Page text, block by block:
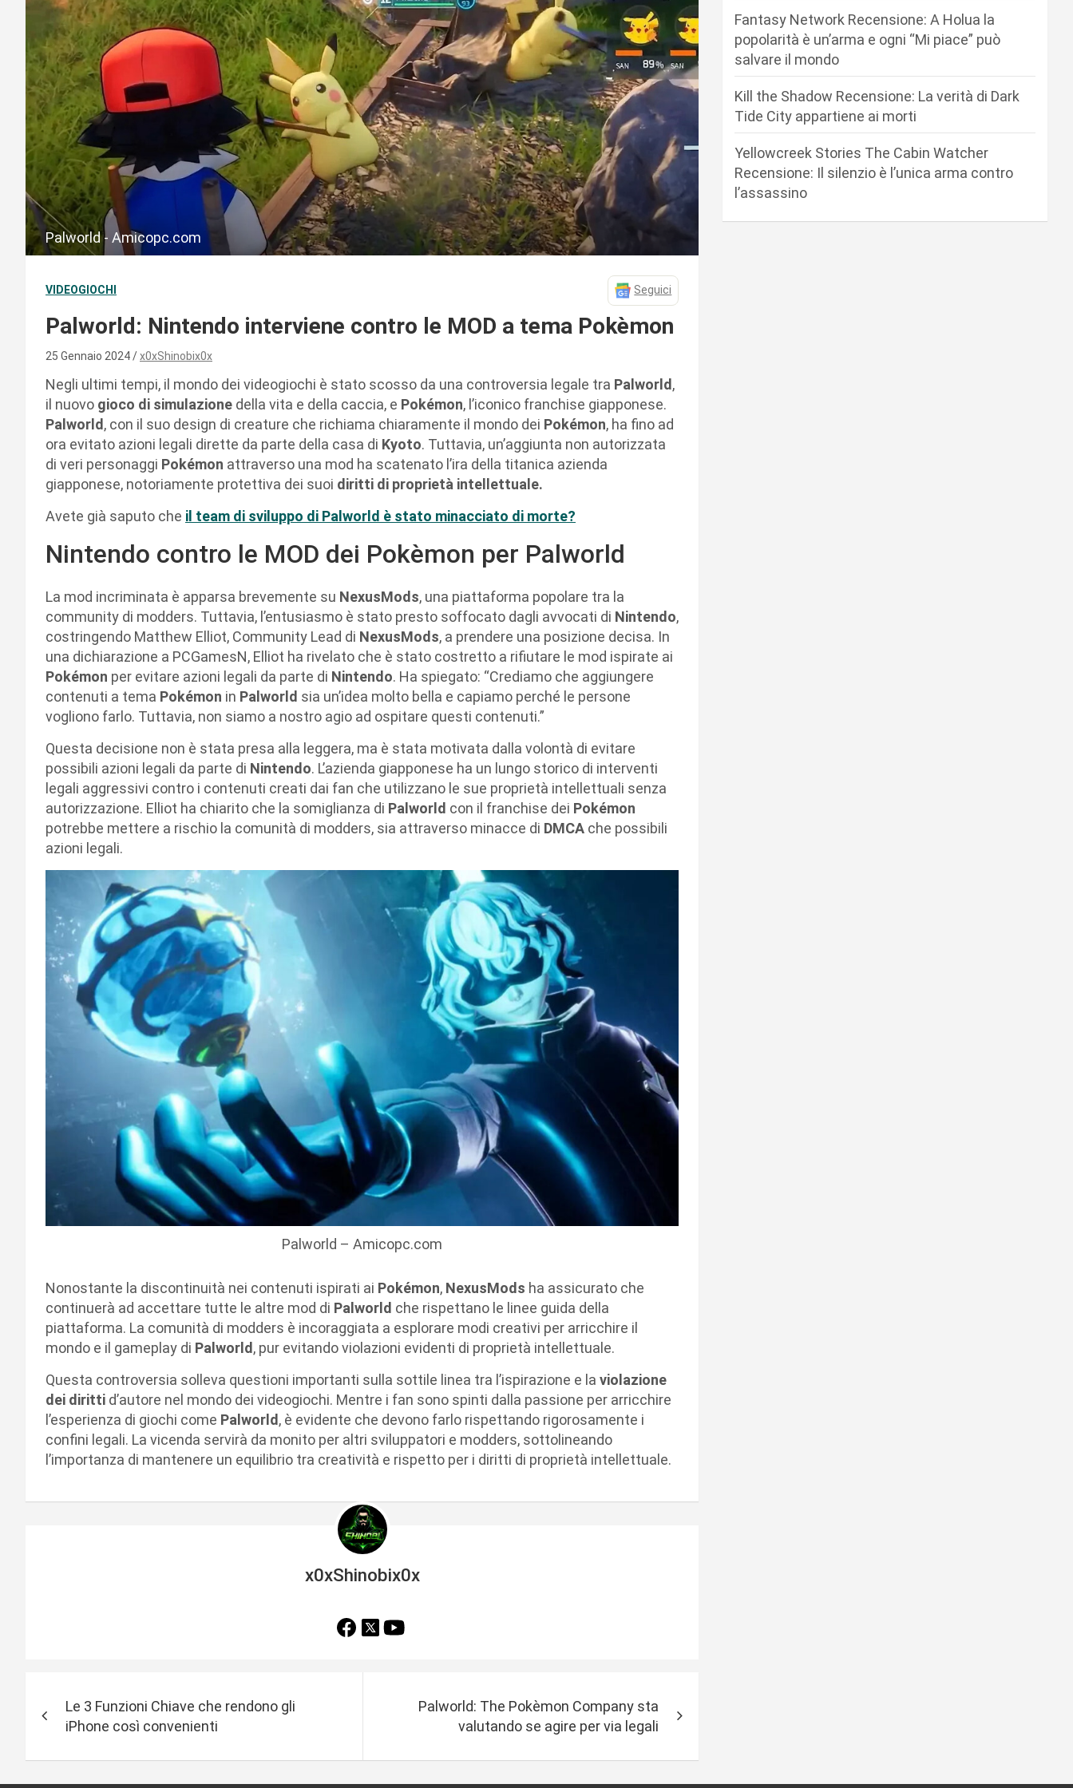
Palworld - Amicopc.com
VIDEOGIOCHI Seguici
Palworld: Nintendo interviene contro le MOD a tema Pokèmon
25 Gennaio 2024 x0xShinobix0x
Negli ultimi tempi, il mondo dei videogiochi è stato scosso da una controversia legale tra Palworld ,
il nuovo gioco di simulazione della vita e della caccia, e Pokémon, l’iconico franchise giapponese.
Palworld , con il suo design di creature che richiama chiaramente il mondo dei Pokémon, ha fino ad
ora evitato azioni legali dirette da parte della casa di Kyoto. Tuttavia, un’aggiunta non autorizzata
di veri personaggi Pokémon attraverso una mod ha scatenato l’ira della titanica azienda
giapponese, notoriamente protettiva dei suoi diritti di proprietà intellettuale.
Avete già saputo che il team di sviluppo di Palworld è stato minacciato di morte?
Nintendo contro le MOD dei Pokèmon per Palworld
La mod incriminata è apparsa brevemente su NexusMods, una piattaforma popolare tra la
community di modders. Tuttavia, l’entusiasmo è stato presto soffocato dagli avvocati di Nintendo,
costringendo Matthew Elliot, Community Lead di NexusMods, a prendere una posizione decisa. In
una dichiarazione a PCGamesN, Elliot ha rivelato che è stato costretto a rifiutare le mod ispirate ai
Pokémon per evitare azioni legali da parte di Nintendo. Ha spiegato: “Crediamo che aggiungere
contenuti a tema Pokémon in Palworld sia un’idea molto bella e capiamo perché le persone
vogliono farlo. Tuttavia, non siamo a nostro agio ad ospitare questi contenuti.”
Questa decisione non è stata presa alla leggera, ma è stata motivata dalla volontà di evitare
possibili azioni legali da parte di Nintendo. L’azienda giapponese ha un lungo storico di interventi
legali aggressivi contro i contenuti creati dai fan che utilizzano le sue proprietà intellettuali senza
autorizzazione. Elliot ha chiarito che la somiglianza di Palworld con il franchise dei Pokémon
potrebbe mettere a rischio la comunità di modders, sia attraverso minacce di DMCA che possibili
azioni legali.
Palworld – Amicopc.com
Nonostante la discontinuità nei contenuti ispirati ai Pokémon, NexusMods ha assicurato che
continuerà ad accettare tutte le altre mod di Palworld che rispettano le linee guida della
piattaforma. La comunità di modders è incoraggiata a esplorare modi creativi per arricchire il
mondo e il gameplay di Palworld, pur evitando violazioni evidenti di proprietà intellettuale.
Questa controversia solleva questioni importanti sulla sottile linea tra l’ispirazione e la violazione
dei diritti d’autore nel mondo dei videogiochi. Mentre i fan sono spinti dalla passione per arricchire
l’esperienza di giochi come Palworld, è evidente che devono farlo rispettando rigorosamente i
confini legali. La vicenda servirà da monito per altri sviluppatori e modders, sottolineando
l’importanza di mantenere un equilibrio tra creatività e rispetto per i diritti di proprietà intellettuale.
x0xShinobix0x
v
Le 3 Funzioni Chiave che rendono gli
iPhone così convenienti
Palworld: The Pokèmon Company sta
valutando se agire per via legali
Fantasy Network Recensione: A Holua la
popolarità è un’arma e ogni “Mi piace” può
salvare il mondo
Kill the Shadow Recensione: La verità di Dark
Tide City appartiene ai morti
Yellowcreek Stories The Cabin Watcher
Recensione: Il silenzio è l’unica arma contro
l’assassino